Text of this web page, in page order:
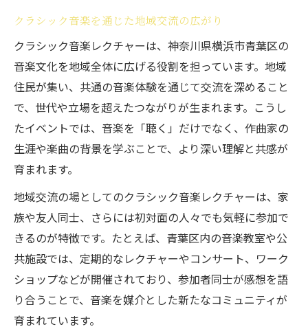
クラシック音楽を通じた地域交流の広がり
クラシック音楽レクチャーは、神奈川県横浜市青葉区の
音楽文化を地域全体に広げる役割を担っています。地域
住民が集い、共通の音楽体験を通じて交流を深めること
で、世代や立場を超えたつながりが生まれます。こうし
たイベントでは、音楽を「聴く」だけでなく、作曲家の
生涯や楽曲の背景を学ぶことで、より深い理解と共感が
育まれます。
地域交流の場としてのクラシック音楽レクチャーは、家
族や友人同士、さらには初対面の人々でも気軽に参加で
きるのが特徴です。たとえば、青葉区内の音楽教室や公
共施設では、定期的なレクチャーやコンサート、ワーク
ショップなどが開催されており、参加者同士が感想を語
り合うことで、音楽を媒介とした新たなコミュニティが
育まれています。